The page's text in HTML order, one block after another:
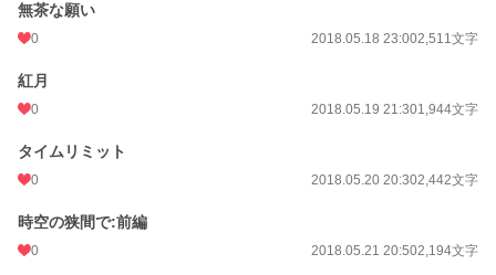
無茶な願い
0 2018.05.18 23:002,511文字
紅月
0 2018.05.19 21:301,944文字
タイムリミット
0 2018.05.20 20:302,442文字
時空の狭間で:前編
0 2018.05.21 20:502,194文字